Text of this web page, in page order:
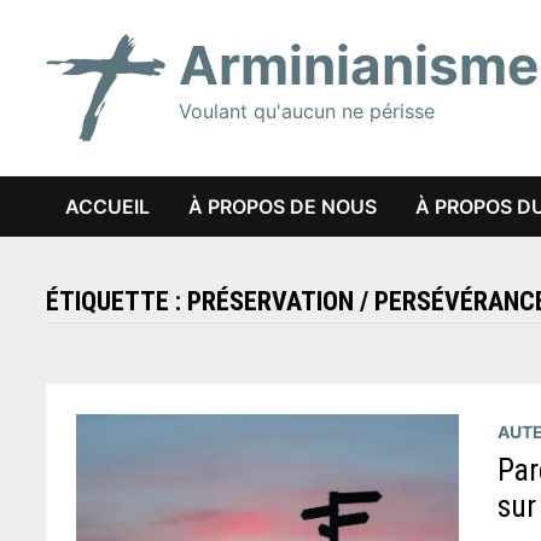
contenu
Voulant qu'aucun ne périsse
ACCUEIL À PROPOS DE NOUS À PROPOS
ÉTIQUETTE : PRÉSERVATION /